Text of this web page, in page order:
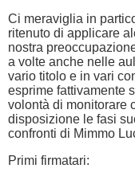
Ci meraviglia in
ritenuto di applicare
nostra
a volte anche nelle
vario titolo e in vari
esprime fattivamente
volontà di monitorare
disposizione le fasi
confronti di Mimmo
Primi firmatari: